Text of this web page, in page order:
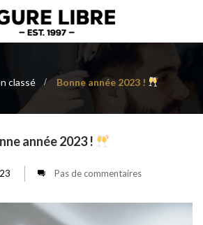
classé Bonne année 2023 !
année 2023 !
Pas de commentaires